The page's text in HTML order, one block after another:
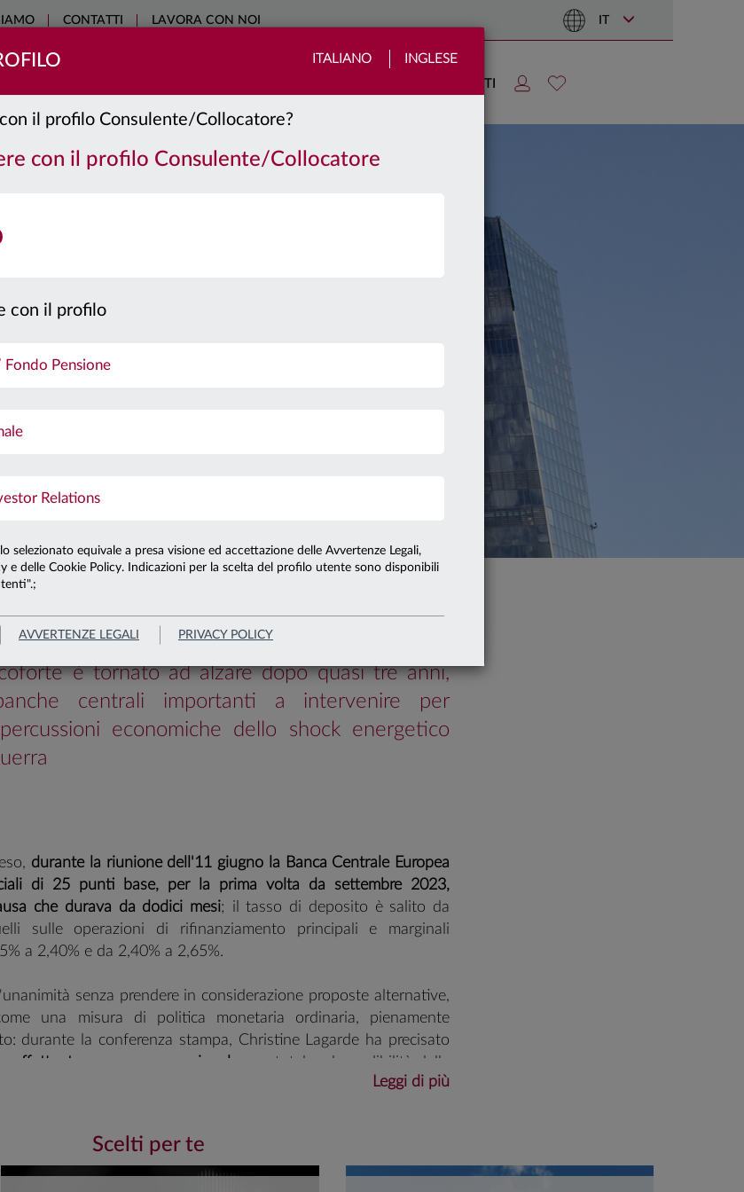
ITALIANO INGLESE
il profilo Consulente/Collocatore?
con il profilo Consulente/Collocatore
con il profilo
Pensione
Relations
selezionato equivale a presa visione ed accettazione delle Avvertenze Legali,
e delle Cookie Policy. Indicazioni per la scelta del profilo utente sono disponibili
AVVERTENZE LEGALI PRIVACY POLICY
CONTATTI LAVORA CON NOI
AREA CLIENTI
centrali Europa Quadro macro
è tornato ad alzare dopo quasi tre anni,
centrali importanti a intervenire per
economiche dello shock energetico
durante la riunione dell'11 giugno la Banca Centrale Europea
di 25 punti base, per la prima volta da settembre 2023,
che durava da dodici mesi; il tasso di deposito è salito da
sulle operazioni di rifinanziamento principali e marginali
a 2,40% e da 2,40% a 2,65%.
senza prendere in considerazione proposte alternative,
una misura di politica monetaria ordinaria, pienamente
durante la conferenza stampa, Christine Lagarde ha precisato
effettuato a scopo precauzionale
, per tutelare la credibilità della
ma in risposta a uno shock energetico
lo scoppio del conflitto (il disallineamento dell'inflazione dal
ampio e persistente per poter essere ignorato) ed è stata
Leggi di più
Scelti per te